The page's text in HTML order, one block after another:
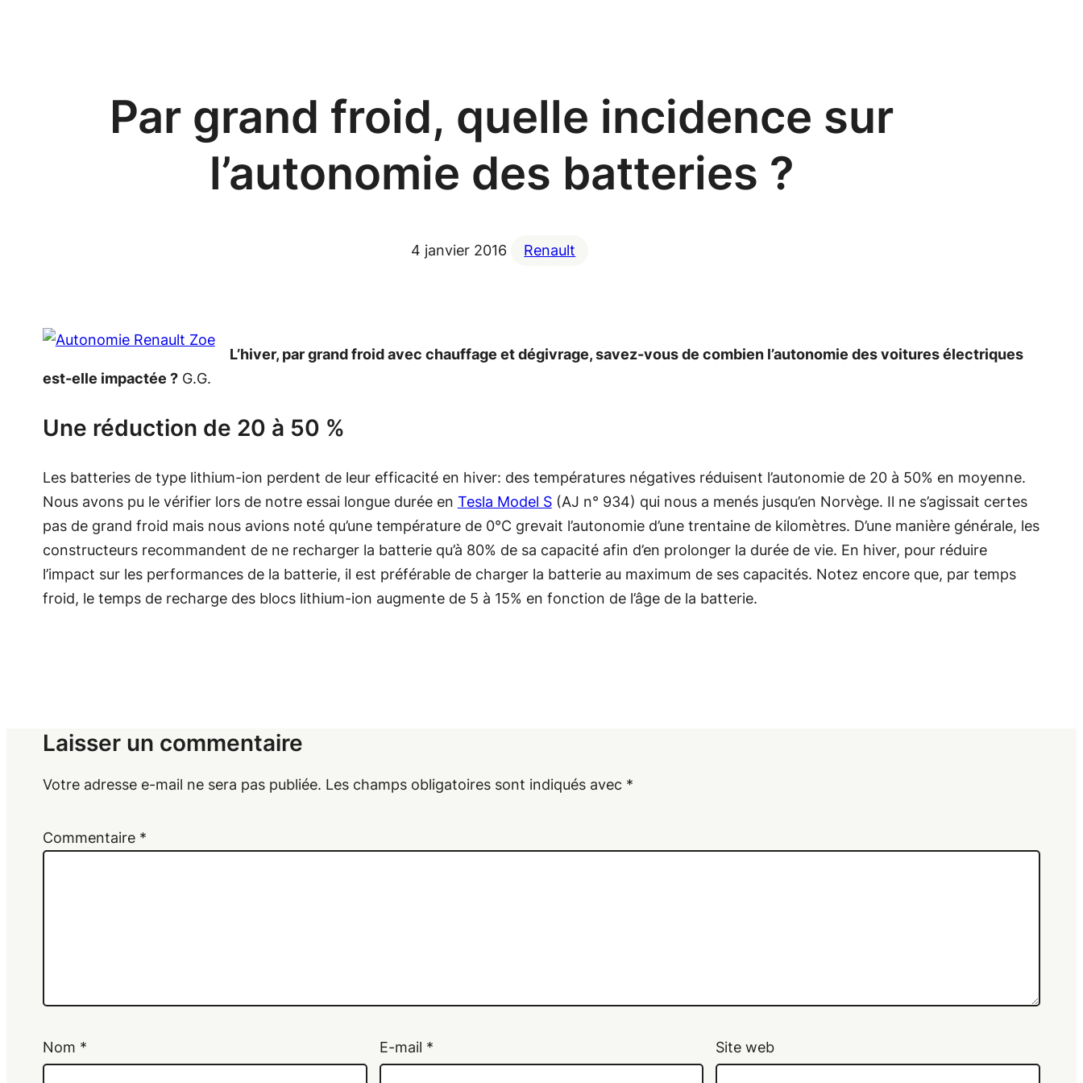
Par grand froid, quelle incidence sur
l’autonomie des batteries ?
4 janvier 2016 Renault
L’hiver, par grand froid avec chauffage et dégivrage, savez-vous de combien l’autonomie des voitures électriques
est-elle impactée ?G.G.
Une réduction de 20 à 50 %
Les batteries de type lithium-ion perdent de leur efficacité en hiver: des températures négatives réduisent l’autonomie de 20 à 50% en moyenne.
Nous avons pu le vérifier lors de notre essai longue durée en Tesla Model S(AJ n° 934) qui nous a menés jusqu’en Norvège. Il ne s’agissait certes
pas de grand froid mais nous avions noté qu’une température de 0°C grevait l’autonomie d’une trentaine de kilomètres. D’une manière générale, les
constructeurs recommandent de ne recharger la batterie qu’à 80% de sa capacité afin d’en prolonger la durée de vie. En hiver, pour réduire
l’impact sur les performances de la batterie, il est préférable de charger la batterie au maximum de ses capacités. Notez encore que, par temps
froid, le temps de recharge des blocs lithium-ion augmente de 5 à 15% en fonction de l’âge de la batterie.
Laisser un commentaire
Votre adresse e-mail ne sera pas publiée. Les champs obligatoires sont indiqués avec *
Commentaire *
Nom * E-mail * Site web